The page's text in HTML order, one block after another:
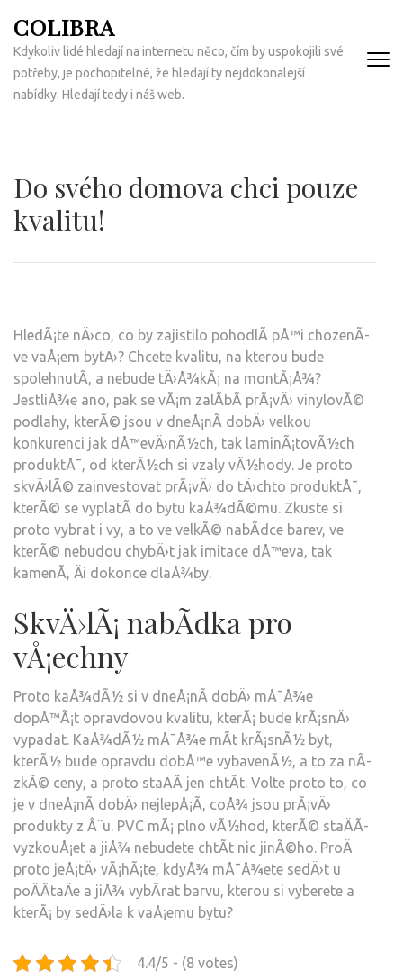
na
obsah
(Enter)
COLIBRA
Kdykoliv lidé hledají na internetu něco, čím by uspokojili své
potřeby, je pochopitelné, že hledají ty nejdokonalejší
nabídky. Hledají tedy i náš web.
Do svého domova chci pouze
kvalitu!
HledÃ¡te nÄ›co, co by zajistilo pohodlÃ­ pÅ™i chozenÃ­
ve vaÅ¡em bytÄ›? Chcete kvalitu, na kterou bude
spolehnutÃ­, a nebude tÄ›Å¾kÃ¡ na montÃ¡Å¾?
JestliÅ¾e ano, pak se vÃ¡m zalÃ­bÃ­ prÃ¡vÄ› vinylovÃ©
podlahy, kterÃ© jsou v dneÅ¡nÃ­ dobÄ› velkou
konkurenci jak dÅ™evÄ›nÃ½ch, tak laminÃ¡tovÃ½ch
produktÅ¯, od kterÃ½ch si vzaly vÃ½hody. Je proto
skvÄ›lÃ© zainvestovat prÃ¡vÄ› do tÄ›chto produktÅ¯,
kterÃ© se vyplatÃ­ do bytu kaÅ¾dÃ©mu. Zkuste si
proto vybrat i vy, a to ve velkÃ© nabÃ­dce barev, ve
kterÃ© nebudou chybÄ›t jak imitace dÅ™eva, tak
kamenÃ­, Äi dokonce dlaÅ¾by.
SkvÄ›lÃ¡ nabÃ­dka pro
vÅ¡echny
Proto kaÅ¾dÃ½ si v dneÅ¡nÃ­ dobÄ› mÅ¯Å¾e
dopÅ™Ã¡t opravdovou kvalitu, kterÃ¡ bude krÃ¡snÄ›
vypadat. KaÅ¾dÃ½ mÅ¯Å¾e mÃ­t krÃ¡snÃ½ byt,
kterÃ½ bude opravdu dobÅ™e vybavenÃ½, a to za nÃ­
zkÃ© ceny, a proto staÄÃ­ jen chtÃ­t. Volte proto to, co
je v dneÅ¡nÃ­ dobÄ› nejlepÅ¡Ã­, coÅ¾ jsou prÃ¡vÄ›
produkty z Â¨u. PVC mÃ¡ plno vÃ½hod, kterÃ© staÄÃ­
vyzkouÅ¡et a jiÅ¾ nebudete chtÃ­t nic jinÃ©ho. ProÄ
proto jeÅ¡tÄ› vÃ¡hÃ¡te, kdyÅ¾ mÅ¯Å¾ete sedÄ›t u
poÄÃ­taÄe a jiÅ¾ vybÃ­rat barvu, kterou si vyberete a
kterÃ¡ by sedÄ›la k vaÅ¡emu bytu?
4.4/5 - (8 votes)